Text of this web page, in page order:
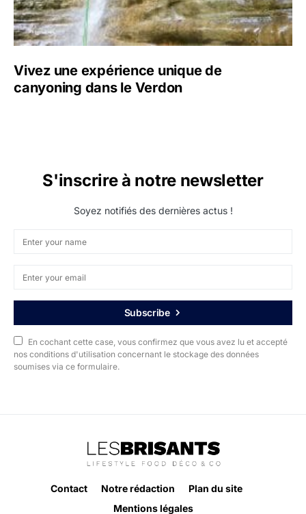
Vivez une expérience unique de
canyoning dans le Verdon
S'inscrire à notre newsletter
Soyez notifiés des dernières actus !
Subscribe
En cochant cette case, vous confirmez que vous avez lu et accepté
nos conditions d'utilisation concernant le stockage des données
soumises via ce formulaire.
Contact Notre rédaction
Plan du site
Mentions légales